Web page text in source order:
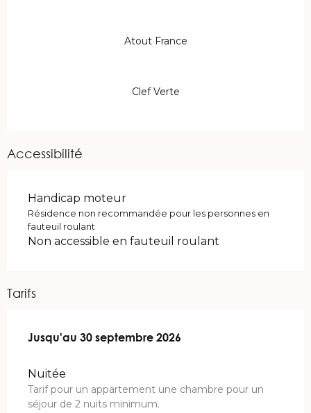
Atout France
Clef Verte
Accessibilité
Handicap moteur
Résidence non recommandée pour les personnes en
fauteuil roulant
Non accessible en fauteuil roulant
Tarifs
Du6 février 2026au30 septembre 2026
Jusqu'au 30 septembre 2026
Nuitée
Tarif pour un appartement une chambre pour un
séjour de 2 nuits minimum.